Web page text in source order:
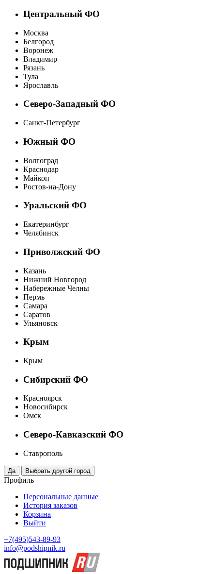
Центральный ФО
Москва
Белгород
Воронеж
Владимир
Рязань
Тула
Ярославль
Северо-Западный ФО
Санкт-Петербург
Южный ФО
Волгоград
Краснодар
Майкоп
Ростов-на-Дону
Уральский ФО
Екатеринбург
Челябинск
Приволжский ФО
Казань
Нижний Новгород
Набережные Челны
Пермь
Самара
Саратов
Ульяновск
Крым
Крым
Сибирский ФО
Красноярск
Новосибирск
Омск
Северо-Кавказский ФО
Ставрополь
Профиль
Персональные данные
История заказов
Корзина
Выйти
+7(495)543-89-93
info@podshipnik.ru